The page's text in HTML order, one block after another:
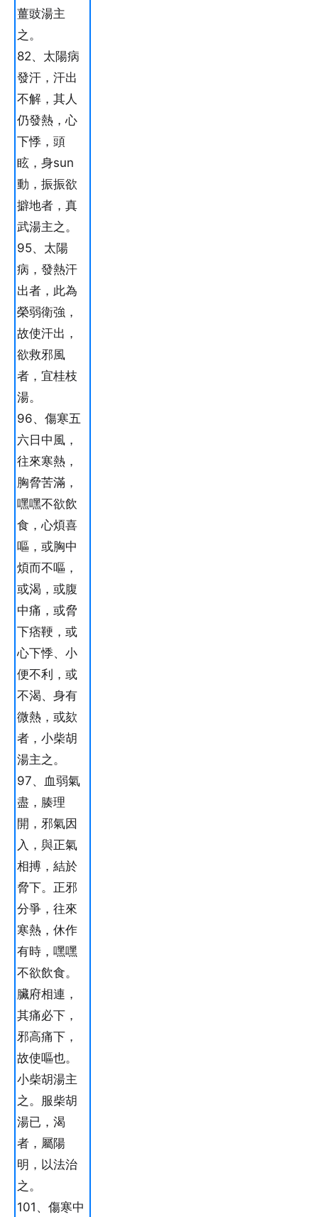
薑豉湯主
之。
82、太陽病
發汗，汗出
不解，其人
仍發熱，心
下悸，頭
眩，身sun
動，振振欲
擗地者，真
武湯主之。
95、太陽
病，發熱汗
出者，此為
榮弱衛強，
故使汗出，
欲救邪風
者，宜桂枝
湯。
96、傷寒五
六日中風，
往來寒熱，
胸脅苦滿，
嘿嘿不欲飲
食，心煩喜
嘔，或胸中
煩而不嘔，
或渴，或腹
中痛，或脅
下痞鞕，或
心下悸、小
便不利，或
不渴、身有
微熱，或欬
者，小柴胡
湯主之。
97、血弱氣
盡，腠理
開，邪氣因
入，與正氣
相搏，結於
脅下。正邪
分爭，往來
寒熱，休作
有時，嘿嘿
不欲飲食。
臟府相連，
其痛必下，
邪高痛下，
故使嘔也。
小柴胡湯主
之。服柴胡
湯已，渴
者，屬陽
明，以法治
之。
101、傷寒中